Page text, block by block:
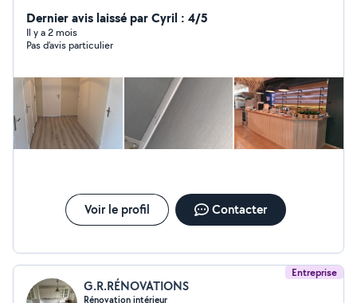
afin d'améliorer vos espaces de vie , vos locaux ,
bureaux, domicile, etc... N'hésitez pas à me contacter
en privée pour plus d'informations. Au plaisir de vous
Dernier avis laissé par Cyril : 4/5
Il y a 2 mois
Pas d’avis particulier
Voir le profil Contacter
Entreprise
G.R.RÉNOVATIONS
Rénovation intérieur